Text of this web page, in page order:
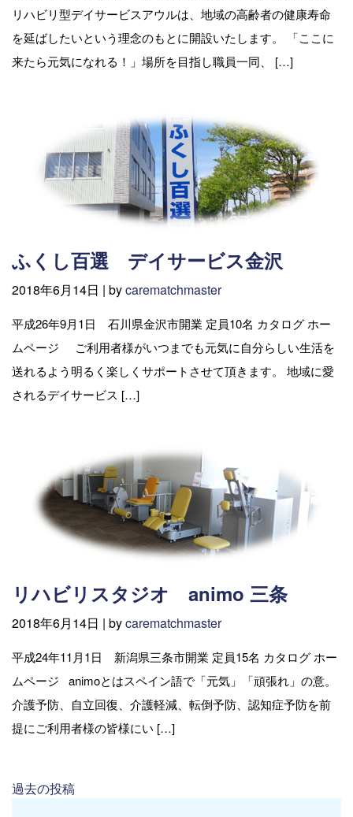
リハビリ型デイサービスアウルは、地域の高齢者の健康寿命
を延ばしたいという理念のもとに開設いたします。 「ここに
来たら元気になれる！」場所を目指し職員一同、 […]
ふくし百選 デイサービス金沢
2018年6月14日 | bycarematchmaster
平成26年9月1日 石川県金沢市開業 定員10名 カタログ ホー
ムページ ご利用者様がいつまでも元気に自分らしい生活を
送れるよう明るく楽しくサポートさせて頂きます。 地域に愛
されるデイサービス […]
リハビリスタジオ animo 三条
2018年6月14日 | bycarematchmaster
平成24年11月1日 新潟県三条市開業 定員15名 カタログ ホー
ムページ animoとはスペイン語で「元気」「頑張れ」の意。
介護予防、自立回復、介護軽減、転倒予防、認知症予防を前
提にご利用者様の皆様にい […]
投稿ナビゲーション
過去の投稿